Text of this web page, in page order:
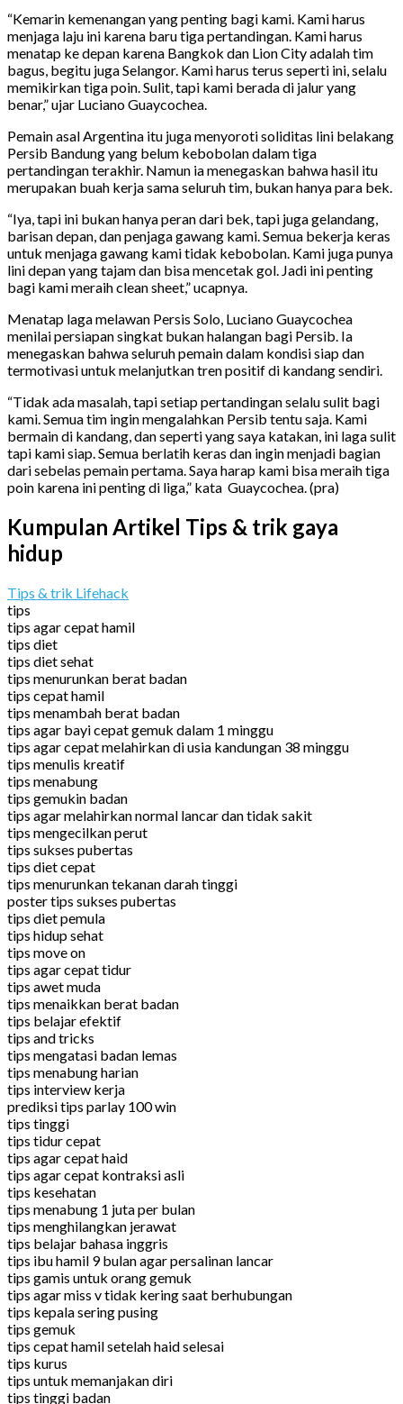
“Kemarin kemenangan yang penting bagi kami. Kami harus
menjaga laju ini karena baru tiga pertandingan. Kami harus
menatap ke depan karena Bangkok dan Lion City adalah tim
bagus, begitu juga Selangor. Kami harus terus seperti ini, selalu
memikirkan tiga poin. Sulit, tapi kami berada di jalur yang
benar,” ujar Luciano Guaycochea.
Pemain asal Argentina itu juga menyoroti soliditas lini belakang
Persib Bandung yang belum kebobolan dalam tiga
pertandingan terakhir. Namun ia menegaskan bahwa hasil itu
merupakan buah kerja sama seluruh tim, bukan hanya para bek.
“Iya, tapi ini bukan hanya peran dari bek, tapi juga gelandang,
barisan depan, dan penjaga gawang kami. Semua bekerja keras
untuk menjaga gawang kami tidak kebobolan. Kami juga punya
lini depan yang tajam dan bisa mencetak gol. Jadi ini penting
bagi kami meraih clean sheet,” ucapnya.
Menatap laga melawan Persis Solo, Luciano Guaycochea
menilai persiapan singkat bukan halangan bagi Persib. Ia
menegaskan bahwa seluruh pemain dalam kondisi siap dan
termotivasi untuk melanjutkan tren positif di kandang sendiri.
“Tidak ada masalah, tapi setiap pertandingan selalu sulit bagi
kami. Semua tim ingin mengalahkan Persib tentu saja. Kami
bermain di kandang, dan seperti yang saya katakan, ini laga sulit
tapi kami siap. Semua berlatih keras dan ingin menjadi bagian
dari sebelas pemain pertama. Saya harap kami bisa meraih tiga
poin karena ini penting di liga,” kata Guaycochea. (pra)
Kumpulan Artikel Tips & trik gaya
hidup
Tips & trik Lifehack
tips
tips agar cepat hamil
tips diet
tips diet sehat
tips menurunkan berat badan
tips cepat hamil
tips menambah berat badan
tips agar bayi cepat gemuk dalam 1 minggu
tips agar cepat melahirkan di usia kandungan 38 minggu
tips menulis kreatif
tips menabung
tips gemukin badan
tips agar melahirkan normal lancar dan tidak sakit
tips mengecilkan perut
tips sukses pubertas
tips diet cepat
tips menurunkan tekanan darah tinggi
poster tips sukses pubertas
tips diet pemula
tips hidup sehat
tips move on
tips agar cepat tidur
tips awet muda
tips menaikkan berat badan
tips belajar efektif
tips and tricks
tips mengatasi badan lemas
tips menabung harian
tips interview kerja
prediksi tips parlay 100 win
tips tinggi
tips tidur cepat
tips agar cepat haid
tips agar cepat kontraksi asli
tips kesehatan
tips menabung 1 juta per bulan
tips menghilangkan jerawat
tips belajar bahasa inggris
tips ibu hamil 9 bulan agar persalinan lancar
tips gamis untuk orang gemuk
tips agar miss v tidak kering saat berhubungan
tips kepala sering pusing
tips gemuk
tips cepat hamil setelah haid selesai
tips kurus
tips untuk memanjakan diri
tips tinggi badan